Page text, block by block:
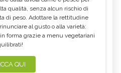
qualità, senza alcun rischio di
di peso. Adottare la rettitudine
al gusto o alla varietà:
forma grazie a menu vegetariani
QUI